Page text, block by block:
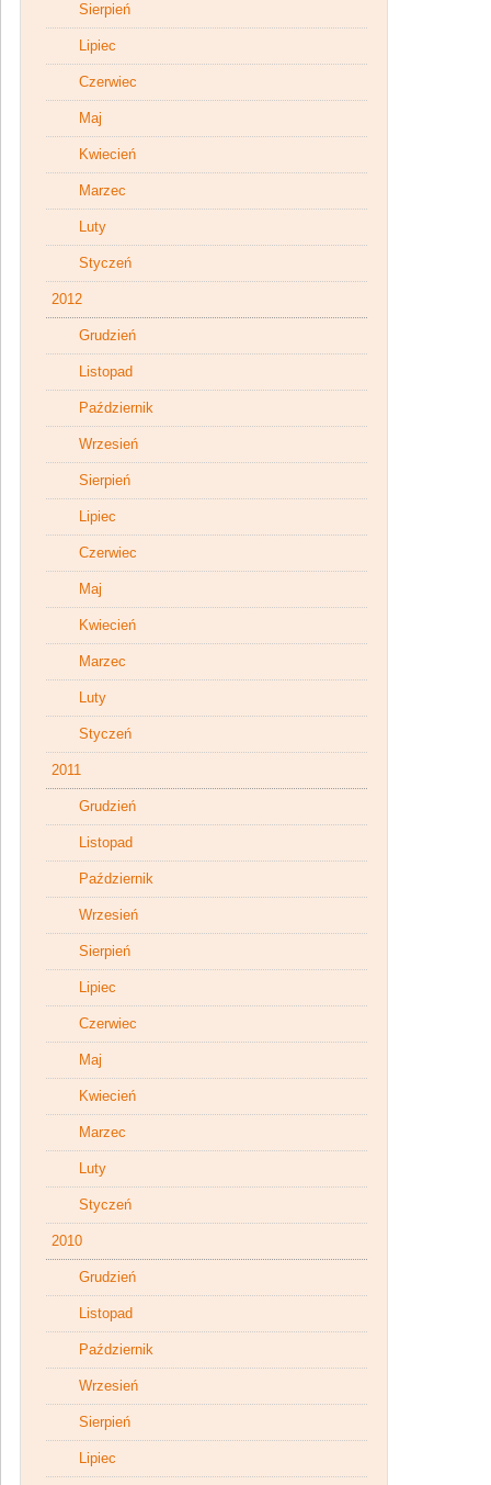
Sierpień
Lipiec
Czerwiec
Maj
Kwiecień
Marzec
Luty
Styczeń
2012
Grudzień
Listopad
Październik
Wrzesień
Sierpień
Lipiec
Czerwiec
Maj
Kwiecień
Marzec
Luty
Styczeń
2011
Grudzień
Listopad
Październik
Wrzesień
Sierpień
Lipiec
Czerwiec
Maj
Kwiecień
Marzec
Luty
Styczeń
2010
Grudzień
Listopad
Październik
Wrzesień
Sierpień
Lipiec